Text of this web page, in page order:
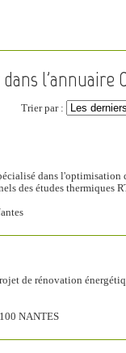
l'annuaire
Trier par :
dans
des études thermiques
de rénovation
NANTES